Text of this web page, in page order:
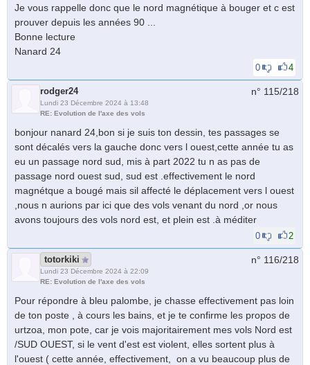
Je vous rappelle donc que le nord magnétique à bouger et c est
prouver depuis les années 90 ...
Bonne lecture
Nanard 24
0 4
rodger24
Lundi 23 Décembre 2024 à 13:48
RE: Evolution de l'axe des vols
n° 115/218
bonjour nanard 24,bon si je suis ton dessin, tes passages se
sont décalés vers la gauche donc vers l ouest,cette année tu as
eu un passage nord sud, mis à part 2022 tu n as pas de
passage nord ouest sud, sud est .effectivement le nord
magnétque a bougé mais sil affecté le déplacement vers l ouest
,nous n aurions par ici que des vols venant du nord ,or nous
avons toujours des vols nord est, et plein est .à méditer
0 2
totorkiki
Lundi 23 Décembre 2024 à 22:09
RE: Evolution de l'axe des vols
n° 116/218
Pour répondre à bleu palombe, je chasse effectivement pas loin
de ton poste , à cours les bains, et je te confirme les propos de
urtzoa, mon pote, car je vois majoritairement mes vols Nord est
/SUD OUEST, si le vent d'est est violent, elles sortent plus à
l'ouest ( cette année, effectivement, on a vu beaucoup plus de